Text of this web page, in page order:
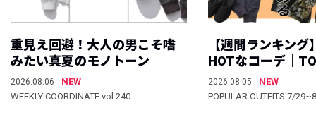
重見え回避！大人の男こそ嗜
みたい真夏のモノトーン
2026.08.06
NEW
WEEKLY COORDINATE vol.240
【週間ランキング
HOTなコーデ｜
2026.08.05
NEW
POPULAR OUTFITS 7/